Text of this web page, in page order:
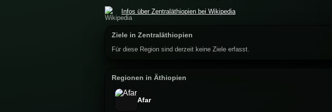
Infos über Zentraläthiopien bei Wikipedia
Ziele in Zentraläthiopien
Für diese Region sind derzeit keine Ziele erfasst.
Regionen in Äthiopien
Afar